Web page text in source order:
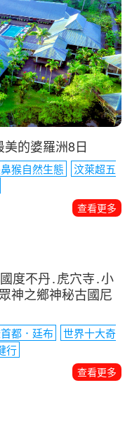
~沙巴神山登頂6日
蟲之旅
查看更多
美的婆羅洲8日
猴自然生態